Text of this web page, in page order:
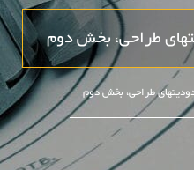
طراحی، بخش دوم
طراحی، بخش دوم